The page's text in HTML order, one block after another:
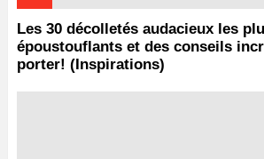
Les 30 décolletés audacieux les
époustouflants et des conseils
porter! (Inspirations)